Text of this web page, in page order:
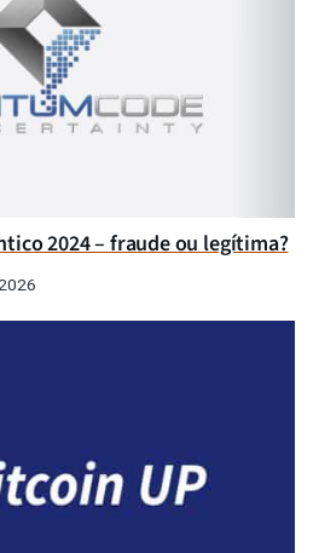
2024 – fraude ou legítima?